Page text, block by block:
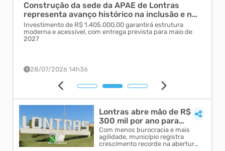
Construção da sede da APAE de Lontras
representa avanço histórico na inclusão e no
cuidado especiali...
Investimento de R$ 1.405.000,00 garantirá estrutura
moderna e acessível, com entrega prevista para maio de
2027
28/07/2026 14h36
Lontras abre mão de R$
300 mil por ano para
impulsionar novos
negócios
Com menos burocracia e mais
agilidade, município registra
crescimento recorde na abertura